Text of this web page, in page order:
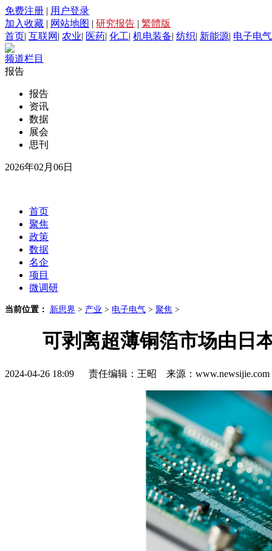
免费注册 | 用户登录
加入收藏 | 网站地图 | 研究报告 | 繁體版
首页| 互联网 | 农业| 医药| 化工| 机电装备| 纺织| 新能源| 电子电气
频道栏目
报告
报告
资讯
数据
展会
思刊
2026年02月06日
首页
聚焦
政策
数据
名企
项目
微调研
当前位置： 新思界 > 产业 > 电子电气 > 聚焦 >
可剥离超薄铜箔市场由日
2024-04-26 18:09 责任编辑：王昭 来源：